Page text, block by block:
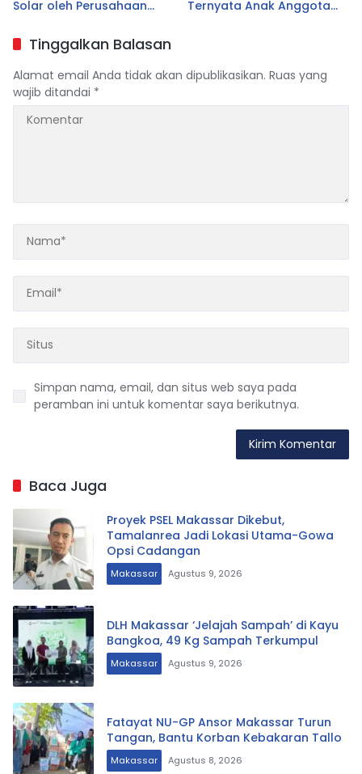
Solar oleh Perusahaan
Ternyata Anak Anggota
Tinggalkan Balasan
Alamat email Anda tidak akan dipublikasikan. Ruas yang
wajib ditandai *
Simpan nama, email, dan situs web saya pada
peramban ini untuk komentar saya berikutnya.
Baca Juga
Proyek PSEL Makassar Dikebut,
Tamalanrea Jadi Lokasi Utama-Gowa
Opsi Cadangan
Makassar Agustus 9, 2026
DLH Makassar ‘Jelajah Sampah’ di Kayu
Bangkoa, 49 Kg Sampah Terkumpul
Makassar Agustus 9, 2026
Fatayat NU-GP Ansor Makassar Turun
Tangan, Bantu Korban Kebakaran Tallo
Makassar Agustus 8, 2026